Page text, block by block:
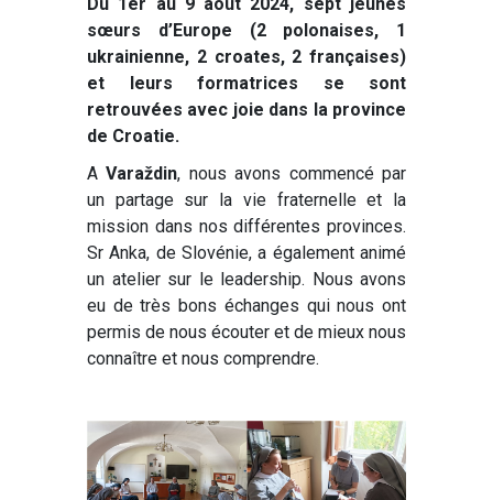
sœurs d’Europe (2 polonaises, 1
ukrainienne, 2 croates, 2 françaises)
et leurs formatrices se sont
retrouvées avec joie dans la province
de Croatie.
AVaraždin, nous avons commencé par
un partage sur la vie fraternelle et la
mission dans nos différentes provinces.
Sr Anka, de Slovénie, a également animé
un atelier sur le leadership. Nous avons
eu de très bons échanges qui nous ont
permis de nous écouter et de mieux nous
connaître et nous comprendre.